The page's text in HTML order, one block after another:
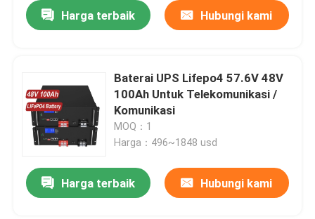
Harga terbaik Hubungi kami
Baterai UPS Lifepo4 57.6V 48V
100Ah Untuk Telekomunikasi /
Komunikasi
MOQ：1
Harga：496~1848 usd
Harga terbaik Hubungi kami